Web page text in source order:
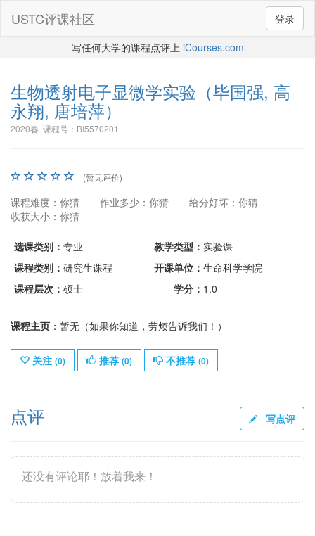
登录
USTC评课社区
写任何大学的课程点评上 iCourses.com
生物透射电子显微学实验 （毕国强, 高
永翔, 唐培萍）
2020春 课程号：BI5570201
(暂无评价)
课程难度：你猜 作业多少：你猜
给分好坏：你猜
收获大小：你猜
选课类别： 专业 教学类型： 实验课
课程类别： 研究生课程 开课单位： 生命科学学院
课程层次： 硕士 学分： 1.0
课程主页 ：暂无（如果你知道，劳烦告诉我们！）
关注 (0) 推荐 (0) 不推荐 (0)
点评 写点评
还没有评论耶！放着我来！